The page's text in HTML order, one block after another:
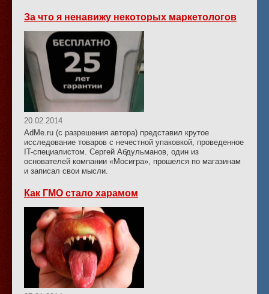
За что я ненавижу некоторых маркетологов
20.02.2014
AdMe.ru (с разрешения автора) представил крутое
исследование товаров с нечестной упаковкой, проведенное
IT-специалистом. Сергей Абдульманов, один из
основателей компании «Мосигра», прошелся по магазинам
и записал свои мысли.
Как ГМО стало харамом